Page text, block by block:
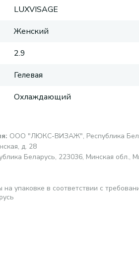
LUXVISAGE
Женский
2.9
Гелевая
Охлаждающий
: ООО "ЛЮКС-ВИЗАЖ", Республика
д. 28
Беларусь, 223036, Минская обл.,
упаковке в соответствии с